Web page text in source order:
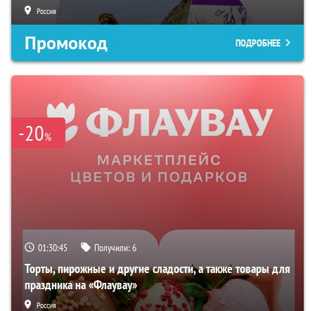
Россия
Промокод ПОДРОБНЕЕ
-20%
01:30:44 Получили:6
Торты, пирожные и другие сладости, а также товары для
праздника на «Флаувау»
Россия